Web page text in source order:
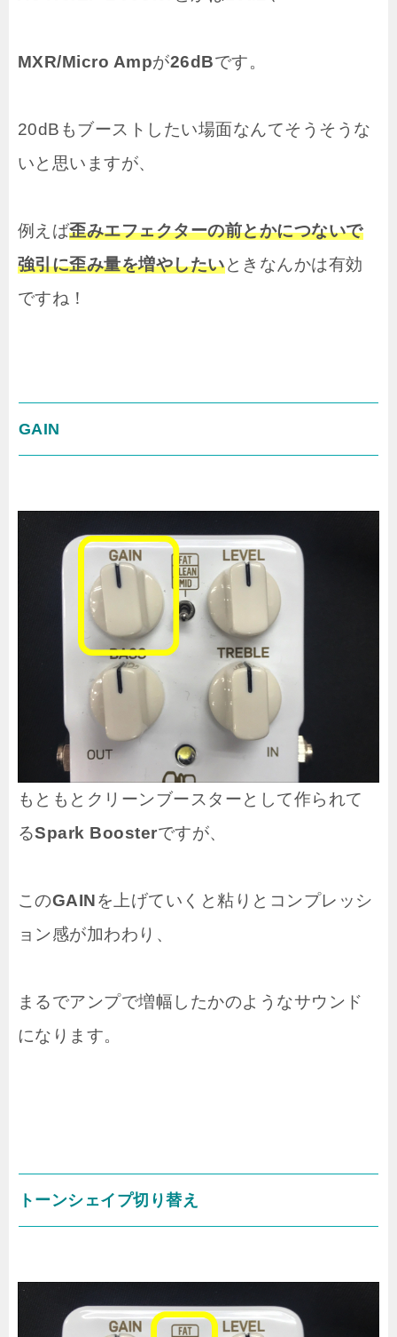
MXR/Micro Ampが26dBです。
20dBもブーストしたい場面なんてそうそうな
いと思いますが、
例えば歪みエフェクターの前とかにつないで
強引に歪み量を増やしたいときなんかは有効
ですね！
GAIN
もともとクリーンブースターとして作られて
るSpark Boosterですが、
このGAINを上げていくと粘りとコンプレッシ
ョン感が加わわり、
まるでアンプで増幅したかのようなサウンド
になります。
トーンシェイプ切り替え